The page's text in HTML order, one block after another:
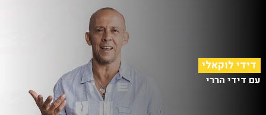
דידי לוקאלי
עם דידי הררי